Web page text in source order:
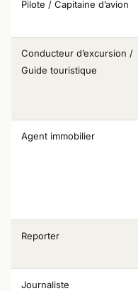
Pilote / Capitaine d’avion
Conducteur d’excursion /
Guide touristique
Agent immobilier
Reporter
Journaliste